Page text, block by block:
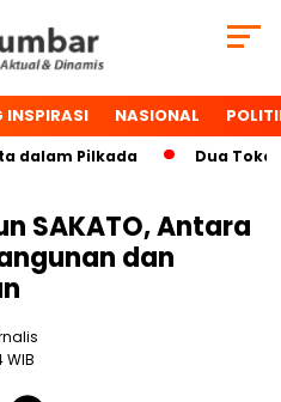
INSPIRASI NASIONAL
Pilkada Dua Tokoh
SAKATO, Antara
dan
WIB